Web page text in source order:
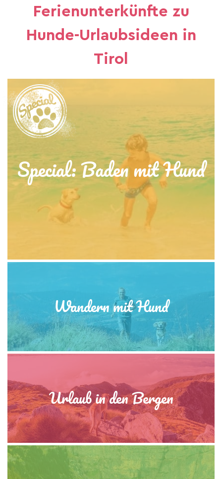
Ferienunterkünfte zu
Hunde-Urlaubsideen in
Tirol
Special: Baden mit Hund
Wandern mit Hund
Urlaub in den Bergen